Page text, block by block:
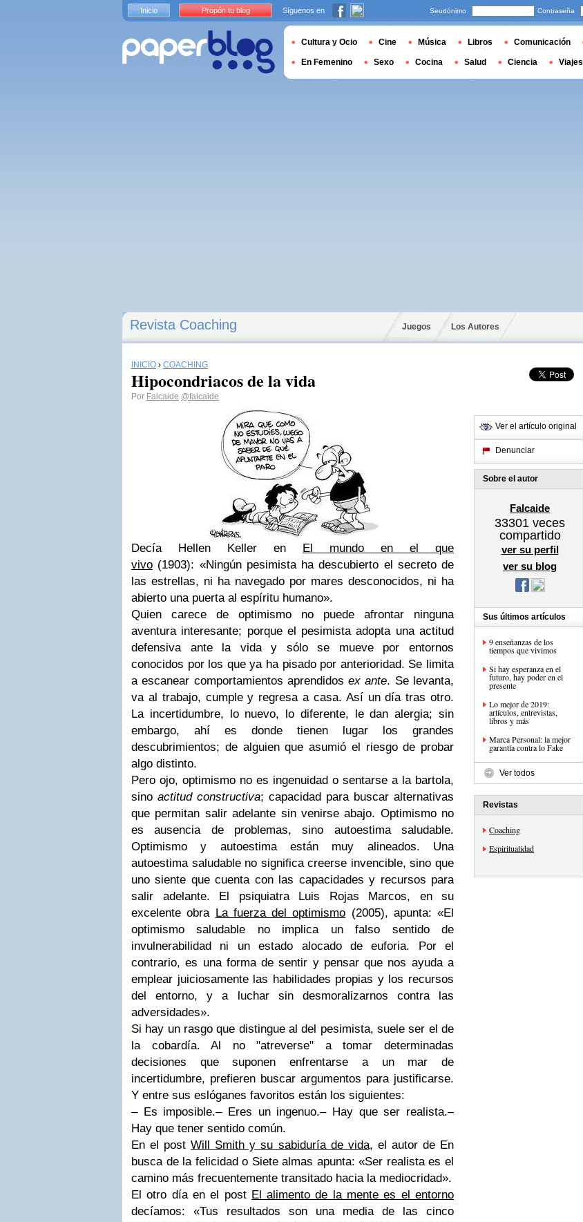
Revista Coaching Juegos Los Autores
INICIO › COACHING
Hipocondriacos de la vida
Por Falcaide @falcaide
Decía Hellen Keller en El mundo en el que
vivo (1903): «Ningún pesimista ha descubierto el secreto de
las estrellas, ni ha navegado por mares desconocidos, ni ha
abierto una puerta al espíritu humano».
Quien carece de optimismo no puede afrontar ninguna
aventura interesante; porque el pesimista adopta una actitud
defensiva ante la vida y sólo se mueve por entornos
conocidos por los que ya ha pisado por anterioridad. Se limita
a escanear comportamientos aprendidosex ante. Se levanta,
va al trabajo, cumple y regresa a casa. Así un día tras otro.
La incertidumbre, lo nuevo, lo diferente, le dan alergia; sin
embargo, ahí es donde tienen lugar los grandes
descubrimientos; de alguien que asumió el riesgo de probar
algo distinto.
Pero ojo, optimismo no es ingenuidad o sentarse a la bartola,
sino actitud constructiva; capacidad para buscar alternativas
que permitan salir adelante sin venirse abajo. Optimismo no
es ausencia de problemas, sino autoestima saludable.
Optimismo y autoestima están muy alineados. Una
autoestima saludable no significa creerse invencible, sino que
uno siente que cuenta con las capacidades y recursos para
salir adelante. El psiquiatra Luis Rojas Marcos, en su
excelente obra La fuerza del optimismo (2005), apunta: «El
optimismo saludable no implica un falso sentido de
invulnerabilidad ni un estado alocado de euforia. Por el
contrario, es una forma de sentir y pensar que nos ayuda a
emplear juiciosamente las habilidades propias y los recursos
del entorno, y a luchar sin desmoralizarnos contra las
adversidades».
Si hay un rasgo que distingue al del pesimista, suele ser el de
la cobardía. Al no "atreverse" a tomar determinadas
decisiones que suponen enfrentarse a un mar de
incertidumbre, prefieren buscar argumentos para justificarse.
Y entre sus eslóganes favoritos están los siguientes:
– Es imposible.– Eres un ingenuo.– Hay que ser realista.–
Hay que tener sentido común.
En el postWill Smith y su sabiduría de vida, el autor de En
busca de la felicidad o Siete almas apunta: «Ser realista es el
camino más frecuentemente transitado hacia la mediocridad».
El otro día en el post El alimento de la mente es el entorno
decíamos: «Tus resultados son una media de las cinco
Ver el artículo original
Denunciar
Sobre el autor
Falcaide
33301 veces
compartido
ver su perfil
ver su blog
Sus últimos artículos
9 enseñanzas de los
tiempos que vivimos
Si hay esperanza en el
futuro, hay poder en el
presente
Lo mejor de 2019:
artículos, entrevistas,
libros y más
Marca Personal: la mejor
garantía contra lo Fake
Ver todos
Revistas
Coaching
Espiritualidad
Inicio Propón tu blog Síguenos en Seudónimo Contraseña
Cultura y Ocio Cine Música Libros Comunicación
En Femenino Sexo Cocina Salud Ciencia Viajes